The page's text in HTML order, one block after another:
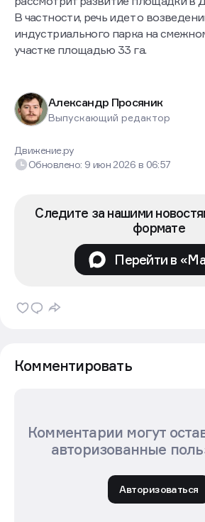
В частности, речь идет о
индустриального парка на
участке площадью 33 га.
Александр Просяник
Выпускающий редактор
Движение.ру
Обновлено: 9 июн 2026 в 06:57
Следите за нашими
формате
Перейти в
Комментировать
Комментарии могут
авторизованные
Авторизоваться